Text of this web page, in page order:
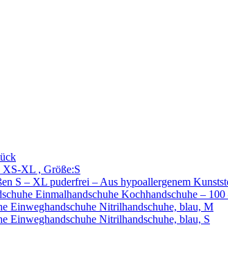
XL , Größe:S
S – XL puderfrei – Aus hypoallergenem
Einmalhandschuhe Kochhandschuhe –
Einweghandschuhe Nitrilhandschuhe, blau, M
Nitrilhandschuhe, blau, S